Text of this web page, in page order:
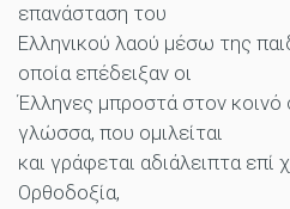
επανάσταση του
Ελληνικού λαού μέσω της
οποία επέδειξαν οι
Έλληνες μπροστά στον κοινό
γλώσσα, που ομιλείται
και γράφεται αδιάλειπτα επί
Ορθοδοξία,